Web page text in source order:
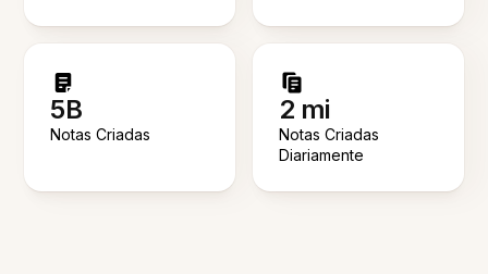
5B
Notas Criadas
2 mi
Notas Criadas
Diariamente